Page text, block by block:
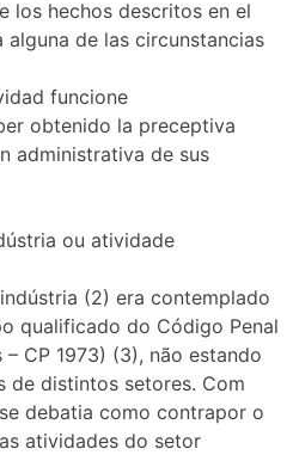
los hechos descritos en el
de las circunstancias
funcione
obtenido la preceptiva
administrativa de sus
ou atividade
(2) era contemplado
qualificado do Código Penal
CP 1973) (3), não estando
de distintos setores. Com
debatia como contrapor o
atividades do setor